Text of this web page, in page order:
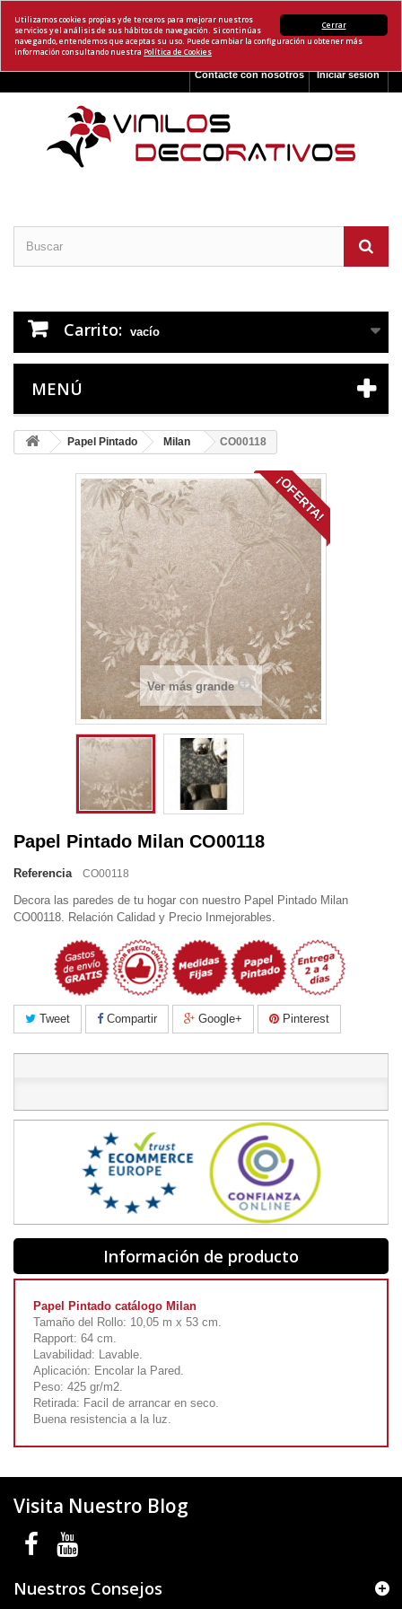
Cerrar
Utilizamos cookies propias y de terceros para mejorar nuestros
servicios y el análisis de sus hábitos de navegación. Si continúas
navegando, entendemos que aceptas su uso. Puede cambiar la configuración u obtener más
información consultando nuestra Política de Cookies
Iniciar sesión
Contacte con nosotros
Carrito: vacío
MENÚ
Papel Pintado Milan CO00118
¡OFERTA!
Ver más grande
Papel Pintado Milan CO00118
Referencia CO00118
Decora las paredes de tu hogar con nuestro Papel Pintado Milan
CO00118. Relación Calidad y Precio Inmejorables.
Tweet Compartir Google+ Pinterest
Información de producto
Papel Pintado catálogo Milan
Tamaño del Rollo: 10,05 m x 53 cm.
Rapport: 64 cm.
Lavabilidad: Lavable.
Aplicación: Encolar la Pared.
Peso: 425 gr/m2.
Retirada: Facil de arrancar en seco.
Buena resistencia a la luz.
Visita Nuestro Blog
Nuestros Consejos